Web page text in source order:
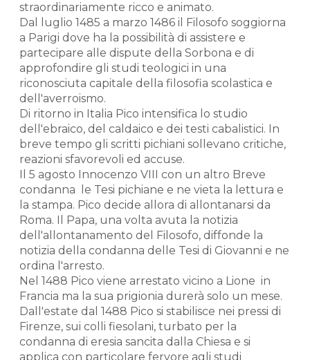
straordinariamente ricco e animato.
Dal luglio 1485 a marzo 1486 il Filosofo soggiorna
a Parigi dove ha la possibilità di assistere e
partecipare alle dispute della Sorbona e di
approfondire gli studi teologici in una
riconosciuta capitale della filosofia scolastica e
dell'averroismo.
Di ritorno in Italia Pico intensifica lo studio
dell'ebraico, del caldaico e dei testi cabalistici. In
breve tempo gli scritti pichiani sollevano critiche,
reazioni sfavorevoli ed accuse.
Il 5 agosto Innocenzo VIII con un altro Breve
condanna le Tesi pichiane e ne vieta la lettura e
la stampa. Pico decide allora di allontanarsi da
Roma. Il Papa, una volta avuta la notizia
dell'allontanamento del Filosofo, diffonde la
notizia della condanna delle Tesi di Giovanni e ne
ordina l'arresto.
Nel 1488 Pico viene arrestato vicino a Lione in
Francia ma la sua prigionia durerà solo un mese.
Dall'estate dal 1488 Pico si stabilisce nei pressi di
Firenze, sui colli fiesolani, turbato per la
condanna di eresia sancita dalla Chiesa e si
applica con particolare fervore agli studi